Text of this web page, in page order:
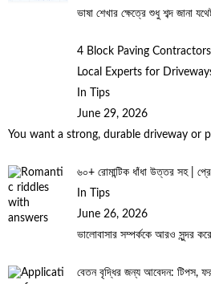
ভাষা শেখার ক্ষেত্রে শুধু শব্দ জানা
4 Block Paving
Local Experts for
In Tips
June 29, 2026
You want a strong, durable driveway or
৬০+ রোমান্টিক ধাঁধা উত্তর সহ |
In Tips
June 26, 2026
ভালোবাসার সম্পর্ককে আরও সুন্দর
বেতন বৃদ্ধির জন্য আবেদন: টিপস,